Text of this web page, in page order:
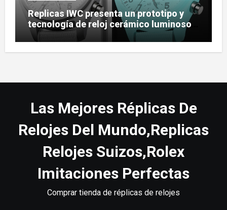
Replicas IWC presenta un prototipo y
tecnología de reloj cerámico luminoso
Ceralume
Las Mejores Réplicas De
Relojes Del Mundo,Replicas
Relojes Suizos,Rolex
Imitaciones Perfectas
Comprar tienda de réplicas de relojes